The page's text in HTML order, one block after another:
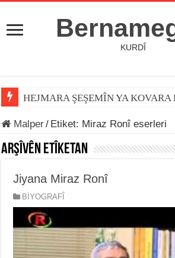
KURDÎ
HEJMARA ŞEŞEMÎN YA
Malper/ Etiket: Miraz Ronî eserleri
Arşîvên Etîketan
Jiyana Miraz Ronî
BİYOGRAFÎ